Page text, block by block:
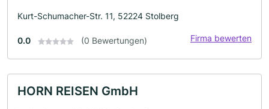
Kurt-Schumacher-Str. 11, 52224 Stolberg
0.0 (0 Bewertungen) Firma bewerten
HORN REISEN GmbH